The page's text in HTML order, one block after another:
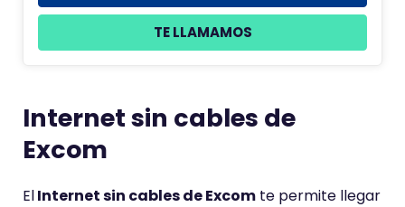
TE LLAMAMOS
Internet sin cables de
Excom
ElInternet sin cables de Excom te permite llegar